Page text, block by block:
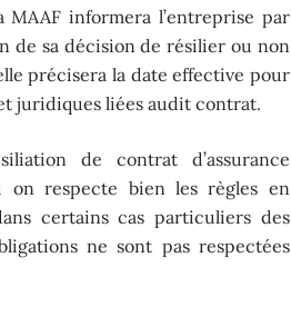
MAAF informera l’entreprise par
de sa décision de résilier ou non
précisera la date effective pour
juridiques liées audit contrat.
de contrat d’assurance
on respecte bien les règles en
certains cas particuliers des
ne sont pas respectées